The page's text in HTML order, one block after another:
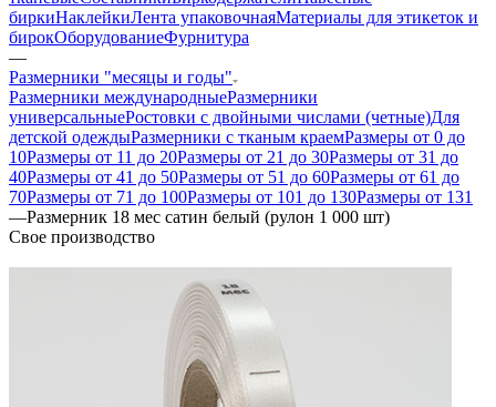
биркиНаклейкиЛента упаковочнаяМатериалы для этикеток и
бирокОборудованиеФурнитура
—
Размерники "месяцы и годы"
Размерники международныеРазмерники
универсальныеРостовки с двойными числами (четные)Для
детской одеждыРазмерники с тканым краемРазмеры от 0 до
10Размеры от 11 до 20Размеры от 21 до 30Размеры от 31 до
40Размеры от 41 до 50Размеры от 51 до 60Размеры от 61 до
70Размеры от 71 до 100Размеры от 101 до 130Размеры от 131
—Размерник 18 мес сатин белый (рулон 1 000 шт)
Свое производство